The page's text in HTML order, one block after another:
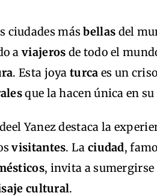
ciudades másbellas del
aviajeros de todo el
. Esta joyaturca es un
que la hacen única en su
Yanez destaca la
visitantes. La ciudad,
, invita a sumergirse
cultural.